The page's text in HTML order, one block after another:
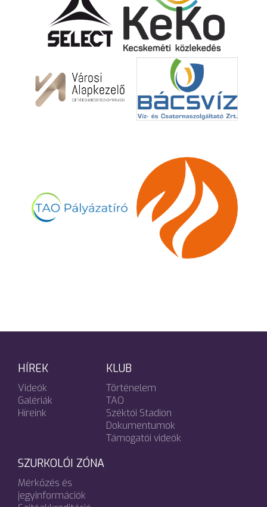
HÍREK
Videók
Galériák
Híreink
KLUB
Történelem
TAO
Széktói Stadion
Dokumentumok
Támogatói videók
SZURKOLÓI ZÓNA
Mérkőzés és
jegyinformációk